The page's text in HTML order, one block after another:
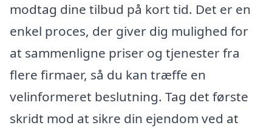
modtag dine tilbud på kort tid. Det er en
enkel proces, der giver dig mulighed for
at sammenligne priser og tjenester fra
flere firmaer, så du kan træffe en
velinformeret beslutning. Tag det første
skridt mod at sikre din ejendom ved at